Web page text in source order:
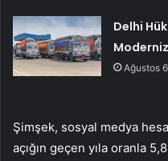
Delhi
Ağustos
Şimşek, sosyal medya
açığın geçen yıla oranla